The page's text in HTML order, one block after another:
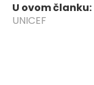
U ovom članku:
UNICEF